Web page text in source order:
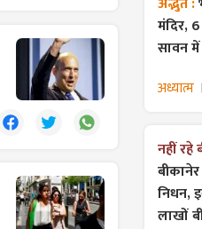
मंदिर,
सावन
अध्यात्म
नहीं रहे
निधन,
लाखों